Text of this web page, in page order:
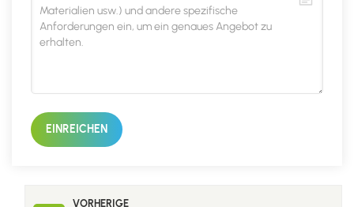
EINREICHEN
VORHERIGE